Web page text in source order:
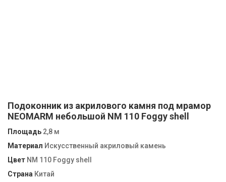
Подоконник из акрилового камня под мрамор
NEOMARM небольшой NM 110 Foggy shell
Площадь 2,8 м
Материал Искусственный акриловый камень
Цвет NM 110 Foggy shell
Страна Китай